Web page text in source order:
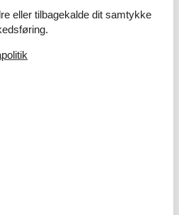
eller tilbagekalde dit samtykke